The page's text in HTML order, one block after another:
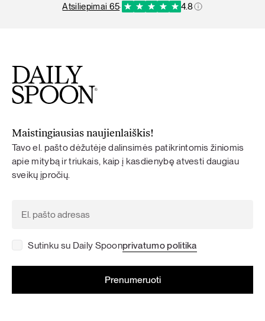
atsiliepimai 65· 4.8
Maistingiausias naujienlaiškis!
Tavo el. pašto dėžutėje dalinsimės patikrintomis žiniomis
apie mitybą ir triukais, kaip į kasdienybę atvesti daugiau
sveikų įpročių.
Sutinku su Daily Spoonprivatumo politika